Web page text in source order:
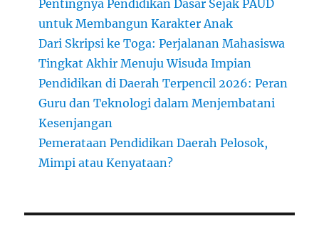
Pentingnya Pendidikan Dasar Sejak PAUD
untuk Membangun Karakter Anak
Dari Skripsi ke Toga: Perjalanan Mahasiswa
Tingkat Akhir Menuju Wisuda Impian
Pendidikan di Daerah Terpencil 2026: Peran
Guru dan Teknologi dalam Menjembatani
Kesenjangan
Pemerataan Pendidikan Daerah Pelosok,
Mimpi atau Kenyataan?